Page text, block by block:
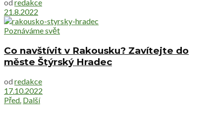
od redakce
21.8.2022
Poznáváme svět
Co navštívit v Rakousku? Zavítejte do
měste Štýrský Hradec
od redakce
17.10.2022
Před. Další